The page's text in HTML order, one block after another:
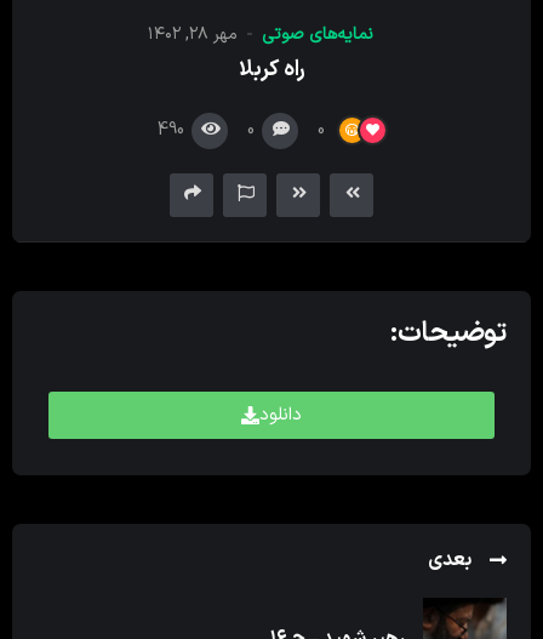
نمایه‌های صوتی مهر ۲۸, ۱۴۰۲
راه کربلا
0
0
490
توضیحات:
دانلود
بعدی